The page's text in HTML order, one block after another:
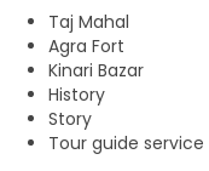
Passeie pelas suas
especiarias locais,
mão, sapatos de
Taj Mahal
Agra Fort
Kinari Bazar
History
Story
Tour guide service